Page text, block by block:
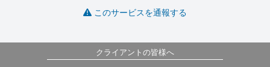
このサービスを通報する
クライアントの皆様へ